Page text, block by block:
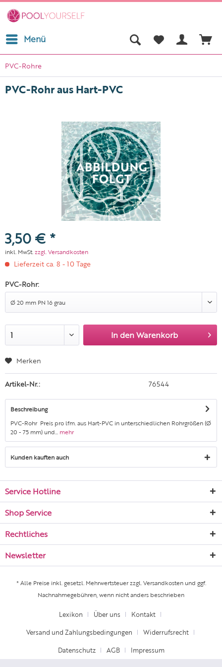
Menü
PVC-Rohre
PVC-Rohr aus Hart-PVC
3,50 € *
inkl. MwSt. zzgl. Versandkosten
Lieferzeit ca. 8 - 10 Tage
PVC-Rohr:
In den Warenkorb
Merken
Artikel-Nr.: 76544
Beschreibung
PVC-Rohr Preis pro lfm. aus Hart-PVC in unterschiedlichen Rohrgrößen (Ø
20 - 75 mm) und...
mehr
Kunden kauften auch
Service Hotline
Shop Service
Rechtliches
Newsletter
* Alle Preise inkl. gesetzl. Mehrwertsteuer zzgl.Versandkostenund ggf.
Nachnahmegebühren, wenn nicht anders beschrieben
Lexikon Über uns Kontakt
Versand und Zahlungsbedingungen Widerrufsrecht
Datenschutz AGB Impressum